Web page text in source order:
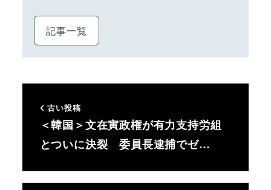
記事一覧
古い投稿
＜韓国＞文在寅政権が有力支持労組
とついに決裂 委員長逮捕でゼ…